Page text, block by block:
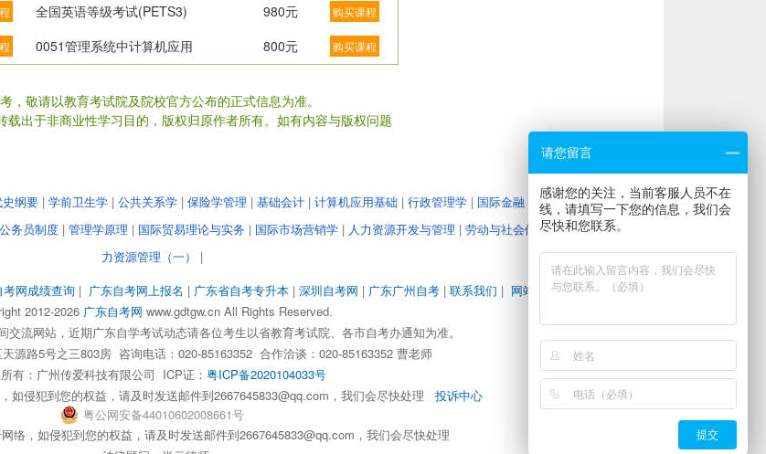
全国英语等级考试(PETS3) 980元 购买课程
0051管理系统中计算机应用 800元 购买课程
敬请以教育考试院及院校官方公布的正式信息为准。
出于非商业性学习目的，版权归原作者所有。如有内容与版权问题
纲要 | 学前卫生学 | 公共关系学 | 保险学管理 | 基础会计 | 计算机应用基础 | 行政管理学 | 国际金融 教育管理心理学|大学
公务员制度 | 管理学原理 | 国际贸易理论与实务 | 国际市场营销学 | 人力资源开发与管理 | 劳动与社会保障|企业经营战略
力资源管理（一）
|
考网成绩查询 | 广东自考网上报名 | 广东省自考专升本 | 深圳自考网 | 广东广州自考 | 联系我们 | 网站地图|地图路径|
2012-2026 广东自考网 www.gdtgw.cn All Rights Reserved.
交流网站，近期广东自学考试动态请各位考生以省教育考试院、各市自考办通知为准。
源路5号之三803房 咨询电话：020-85163352 合作洽谈：020-85163352 曹老师
有： 广州传爱科技有限公司 ICP证： 粤ICP备2020104033号
如侵犯到您的权益，请及时发送邮件到2667645833@qq.com，我们会尽快处理 投诉中心
粤公网安备44010602008661号
络，如侵犯到您的权益，请及时发送邮件到2667645833@qq.com，我们会尽快处理
请您留言
感谢您的关注，当前客服人员不在
线，请填写一下您的信息，我们会
尽快和您联系。
提交